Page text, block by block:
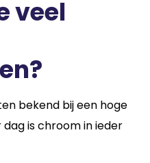
veel
bekend bij een hoge
is chroom in ieder